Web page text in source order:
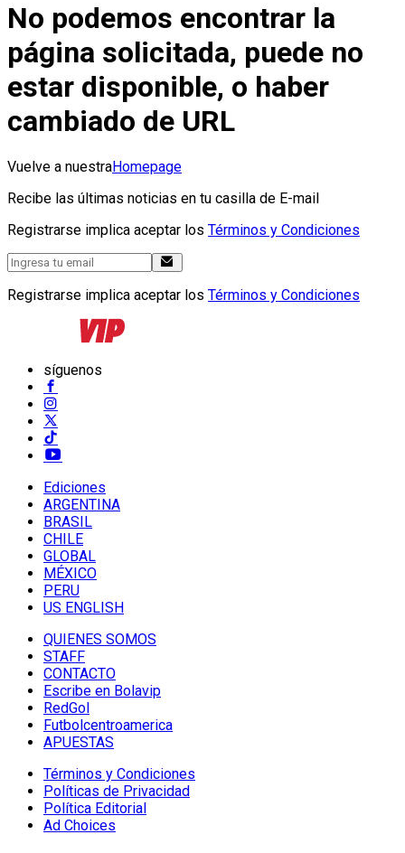
No podemos encontrar la
página solicitada, puede no
estar disponible, o haber
cambiado de URL
Vuelve a nuestraHomepage
Recibe las últimas noticias en tu casilla de E-mail
Registrarse implica aceptar los Términos y Condiciones
Registrarse implica aceptar los Términos y Condiciones
síguenos
Ediciones
ARGENTINA
BRASIL
CHILE
GLOBAL
MÉXICO
PERU
US ENGLISH
QUIENES SOMOS
STAFF
CONTACTO
Escribe en Bolavip
RedGol
Futbolcentroamerica
APUESTAS
Términos y Condiciones
Políticas de Privacidad
Política Editorial
Ad Choices